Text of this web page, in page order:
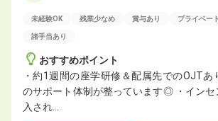
未経験OK 残業少なめ 賞与あり プライベー
諸手当あり
おすすめポイント
・約1週間の座学研修＆配属先でのOJT
のサポート体制が整っています◎ ・インセ
入され…